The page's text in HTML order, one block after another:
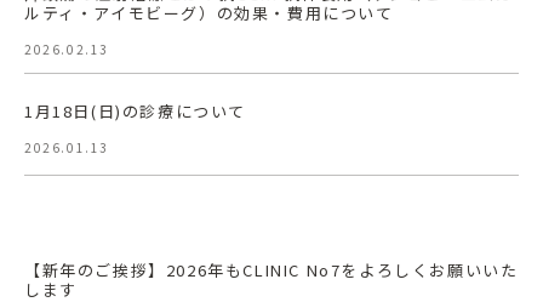
ルティ・アイモビーグ）の効果・費用について
2026.02.13
1月18日(日)の診療について
2026.01.13
【新年のご挨拶】2026年もCLINIC No7をよろしくお願いいた
します